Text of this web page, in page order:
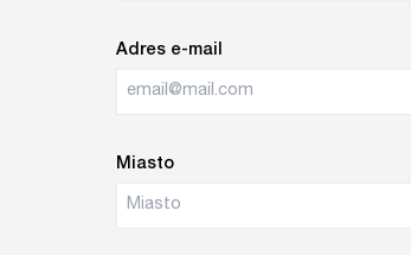
Adres e-mail
Miasto